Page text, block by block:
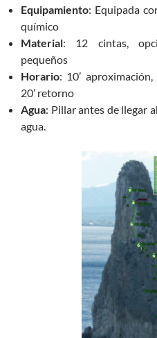
Equipamiento: Equipada
químico
Material: 12 cintas,
pequeños
Horario: 10’
20’ retorno
Agua: Pillar antes de llegar
agua.